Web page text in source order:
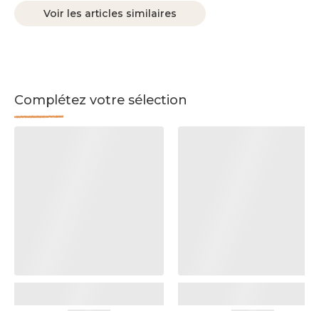
Voir les articles similaires
Complétez votre sélection